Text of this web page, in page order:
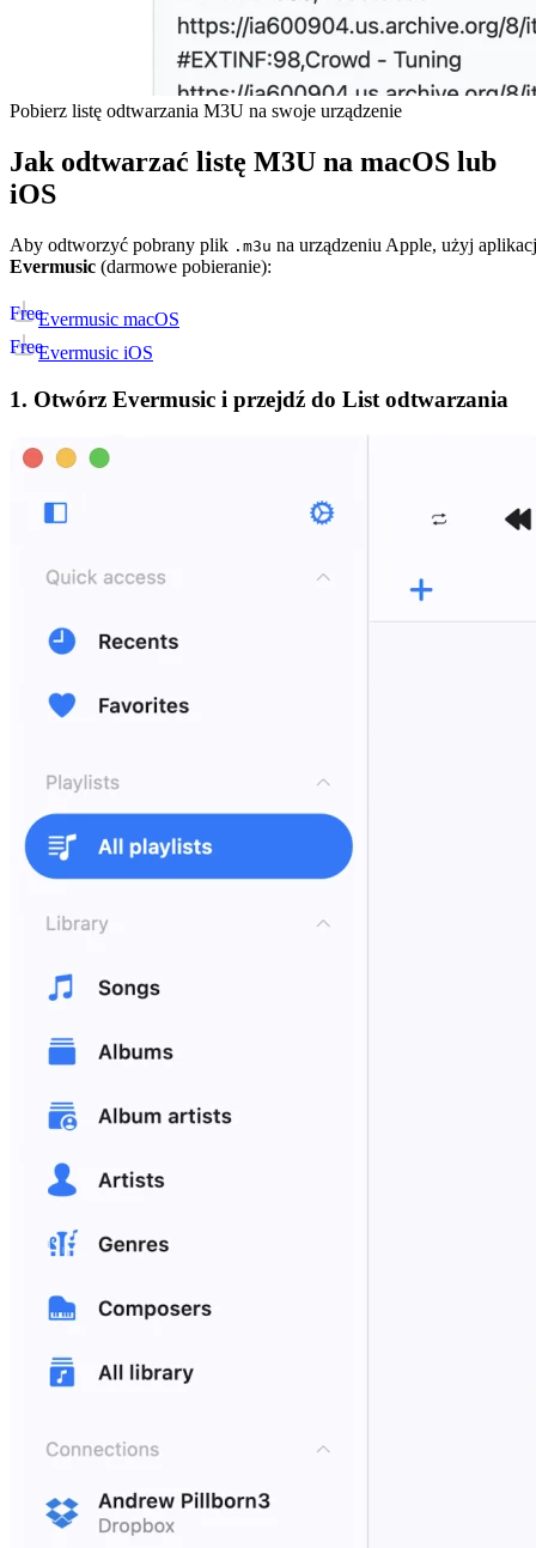
Pobierz listę odtwarzania M3U na swoje urządzenie
Jak odtwarzać listę M3U na macOS lub
iOS
Aby odtworzyć pobrany plik .m3u na urządzeniu Apple, użyj
Evermusic (darmowe pobieranie):
Evermusic macOS
Free
Evermusic iOS
Free
1. Otwórz Evermusic i przejdź do List odtwarzania